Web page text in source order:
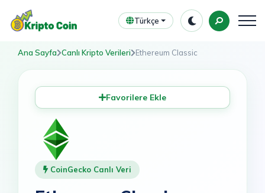
Türkçe
Ana Sayfa Canlı Kripto Verileri Ethereum Classic
Favorilere Ekle
CoinGecko Canlı Veri